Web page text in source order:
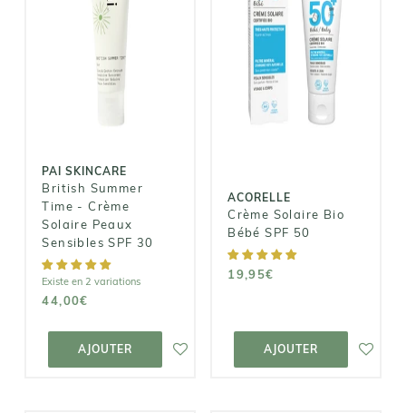
PAI SKINCARE
British Summer
Time - Crème
Solaire Peaux
Sensibles SPF 30
Existe en 2 variations
44,00€
AJOUTER
PAI SKINCARE
British
Summer Time -
Sensibles SPF
44,00€
AJOUTER AU
PANIER
ACORELLE
Crème Solaire Bio
Bébé SPF 50
19,95€
AJOUTER
ACORELLE
Crème Solaire
Bio Bébé SPF
AJOUTER AU
PANIER